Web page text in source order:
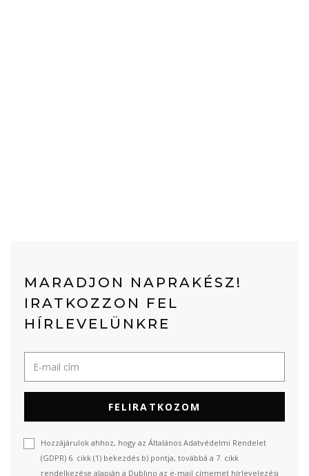
MARADJON NAPRAKÉSZ!
IRATKOZZON FEL
HÍRLEVELÜNKRE
FELIRATKOZOM
Hozzájárulok ahhoz, hogy az Általános Adatvédelmi Rendelet
(GDPR) 6. cikk (1) bekezdés b) pontja, továbbá a 7. cikk
rendelkezése alapján a Dublino az e-mail címemet hírlevelezési